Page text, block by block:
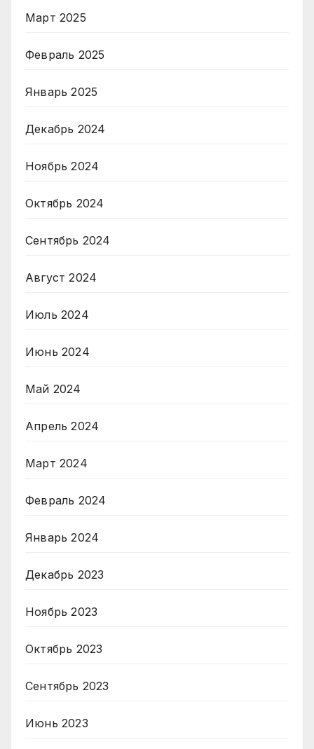
Март 2025
Февраль 2025
Январь 2025
Декабрь 2024
Ноябрь 2024
Октябрь 2024
Сентябрь 2024
Август 2024
Июль 2024
Июнь 2024
Май 2024
Апрель 2024
Март 2024
Февраль 2024
Январь 2024
Декабрь 2023
Ноябрь 2023
Октябрь 2023
Сентябрь 2023
Июнь 2023